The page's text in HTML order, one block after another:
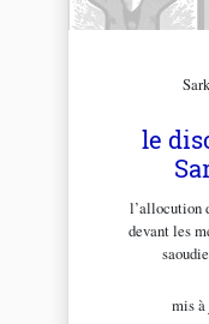
le
l’allocution
devant les
mis